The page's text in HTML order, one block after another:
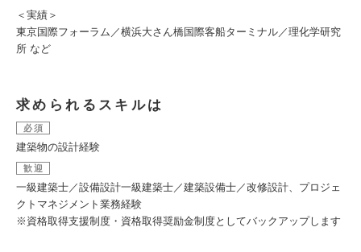
＜実績＞
東京国際フォーラム／横浜大さん橋国際客船ターミナル／理化学研究
所 など
求められるスキルは
必須
建築物の設計経験
歓迎
一級建築士／設備設計一級建築士／建築設備士／改修設計、プロジェ
クトマネジメント業務経験
※資格取得支援制度・資格取得奨励金制度としてバックアップします